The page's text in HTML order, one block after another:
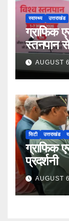
स्वास्थ्य उत्तराखंड
ग्राफिक
स्तनपान
AUGUST
सिटी उत्तराखंड
ग्राफिक
प्रदर्शनी
AUGUST